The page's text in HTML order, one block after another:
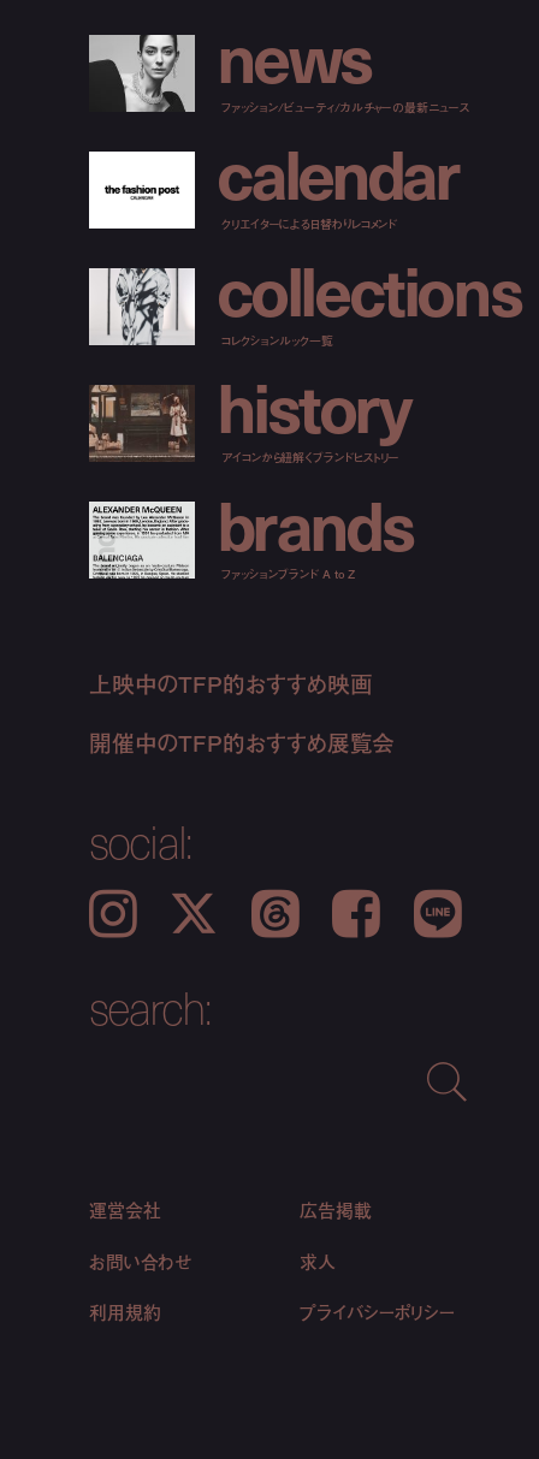
news
ファッション/ビューティ/カルチャーの最新ニュース
calendar
クリエイターによる日替わりレコメンド
collections
コレクションルック一覧
history
アイコンから紐解くブランドヒストリー
brands
ファッションブランド A to Z
上映中のTFP的おすすめ映画
開催中のTFP的おすすめ展覧会
social:
Instagram 𝕏 Threads Facebook LINE
search:
運営会社
広告掲載
お問い合わせ
求人
利用規約 プライバシーポリシー